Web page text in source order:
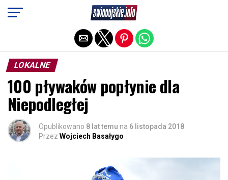
LOKALNE
100 pływaków popłynie dla
Niepodległej
Opublikowano 8 lat temu na 6 listopada 2018
Przez Wojciech Basałygo
Exit mobile version